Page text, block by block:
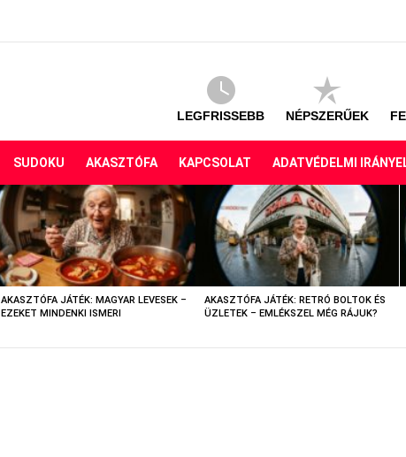
LEGFRISSEBB NÉPSZERŰEK
SUDOKU AKASZTÓFA KAPCSOLAT ADATVÉDELMI
AKASZTÓFA JÁTÉK: MAGYAR LEVESEK –
EZEKET MINDENKI ISMERI
AKASZTÓFA JÁTÉK: RETRÓ BOLTOK ÉS
ÜZLETEK – EMLÉKSZEL MÉG RÁJUK?